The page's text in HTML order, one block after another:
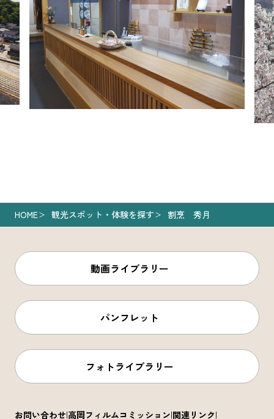
HOME 観光スポット・体験を探す 割烹 秀月
動画ライブラリー
パンフレット
フォトライブラリー
お問い合わせ 高岡フィルムコミッション 関連リンク